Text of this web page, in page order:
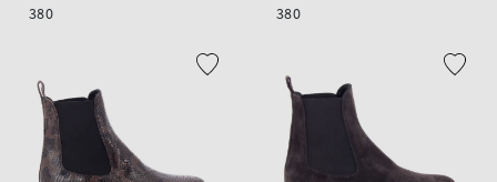
380
380